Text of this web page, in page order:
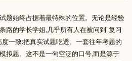
题始终占据着最特殊的位置。无论是经验
路的学长学姐,几乎所有人在被问到”复习
一致:把真实试题吃透。一套往年考题的
拟题。这不是一句空泛的口号,而是源于